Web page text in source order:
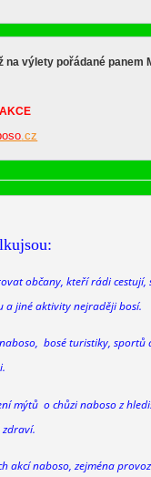
na výlety pořádané panem
.cz
občany, kteří rádi
a jiné aktivity nejraději bosí.
bosé turistiky, sportů
mýtů o chůzinabosoz
akcínaboso, zejména